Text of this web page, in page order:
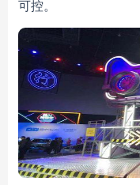
可控。